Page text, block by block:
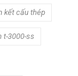
kết cấu thép
t-3000-ss